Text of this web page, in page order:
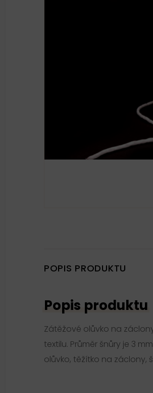
POPIS PRODUKTU
Popis produktu
Zátěžové olůvko na
textilu. Průměr šnůry je 3
olůvko, těžítko na záclony,